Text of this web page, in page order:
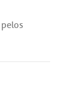
pelos